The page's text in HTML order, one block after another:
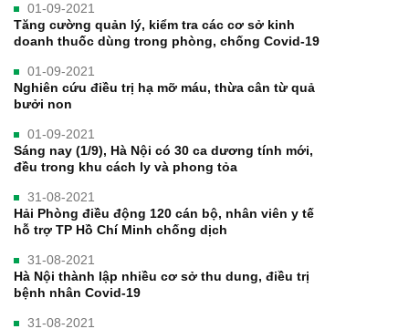
01-09-2021
Tăng cường quản lý, kiểm tra các cơ sở kinh
doanh thuốc dùng trong phòng, chống Covid-19
01-09-2021
Nghiên cứu điều trị hạ mỡ máu, thừa cân từ quả
bưởi non
01-09-2021
Sáng nay (1/9), Hà Nội có 30 ca dương tính mới,
đều trong khu cách ly và phong tỏa
31-08-2021
Hải Phòng điều động 120 cán bộ, nhân viên y tế
hỗ trợ TP Hồ Chí Minh chống dịch
31-08-2021
Hà Nội thành lập nhiều cơ sở thu dung, điều trị
bệnh nhân Covid-19
31-08-2021